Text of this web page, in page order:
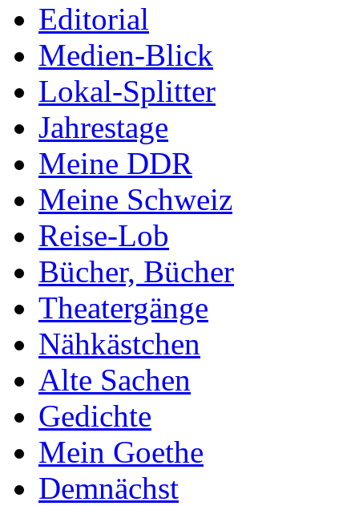
Editorial
Medien-Blick
Lokal-Splitter
Jahrestage
Meine DDR
Meine Schweiz
Reise-Lob
Bücher, Bücher
Theatergänge
Nähkästchen
Alte Sachen
Gedichte
Mein Goethe
Demnächst